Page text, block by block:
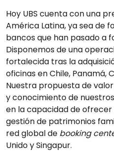
Hoy UBS cuenta con una
América Latina, ya sea de
bancos que han pasado a
Disponemos de una
fortalecida tras la
oficinas en Chile, Panamá,
Nuestra propuesta de
y conocimiento de
en la capacidad de
gestión de patrimonios
red global de booking
Unido y Singapur.